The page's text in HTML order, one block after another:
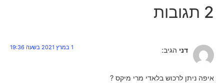
דני הגיב:
איפה ניתן לרכוש בלאדי מרי מיקס ?